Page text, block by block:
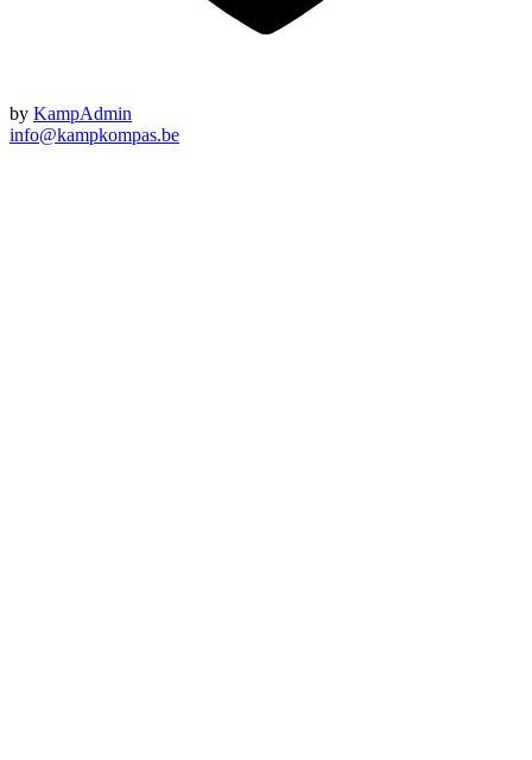
by KampAdmin
info@kampkompas.be